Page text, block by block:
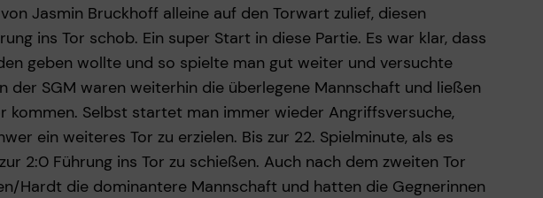
Jasmin Bruckhoff alleine auf den Torwart zulief, diesen
ins Tor schob. Ein super Start in diese Partie. Es war klar, dass
geben wollte und so spielte man gut weiter und versuchte
der SGM waren weiterhin die überlegene Mannschaft und ließen
kommen. Selbst startet man immer wieder Angriffsversuche,
ein weiteres Tor zu erzielen. Bis zur 22. Spielminute, als es
2:0 Führung ins Tor zu schießen. Auch nach dem zweiten Tor
Hardt die dominantere Mannschaft und hatten die Gegnerinnen